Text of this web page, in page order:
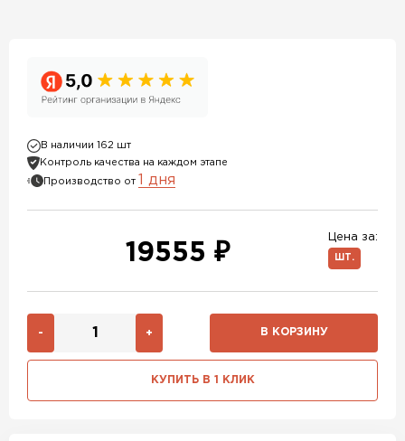
В наличии 162 шт
Контроль качества на каждом этапе
Производство от 1 дня
Цена за:
ШТ.
19555 ₽
- + В КОРЗИНУ
КУПИТЬ В 1 КЛИК